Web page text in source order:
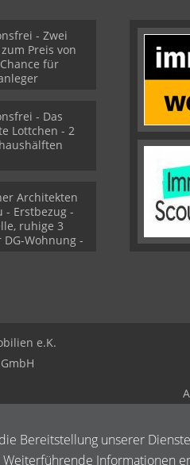
Bereitstellung unserer
Informationen
- Zwei
Preis von
für
- Das
Lottchen - 2
Architekten
- Erstbezug -
ruhige 3
DG-Wohnung -
e.K.